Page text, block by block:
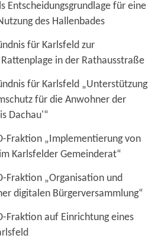
Entscheidungsgrundlage für eine
des Hallenbades
für Karlsfeld zur
in der Rathausstraße
für Karlsfeld „Unterstützung
für die Anwohner der
Dachau'“
Fraktion „Implementierung von
Karlsfelder Gemeinderat“
Fraktion „Organisation und
digitalen Bürgerversammlung“
Fraktion auf Einrichtung eines